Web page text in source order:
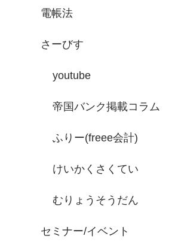
電帳法
さーびす
youtube
帝国バンク掲載コラム
ふりー(freee会計)
けいかくさくてい
むりょうそうだん
セミナー/イベント